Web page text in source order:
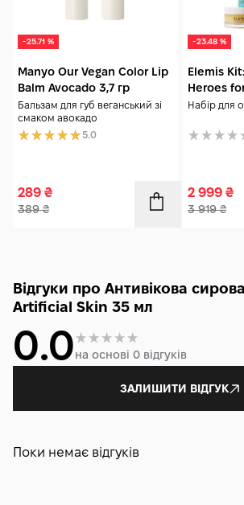
-25.71 %
Manyo Our Vegan Color Lip
Balm Avocado 3,7 гр
Бальзам для губ веганський зі
смаком авокадо
5.0
289 ₴
389₴
-23.48 %
Elemis
Heroes
Набір для
2 999 ₴
3 919₴
Відгуки про Антивікова
Artificial Skin 35 мл
0.0на основі 0 відгуків
ЗАЛИШИТИ ВІДГУК
Поки немає відгуків